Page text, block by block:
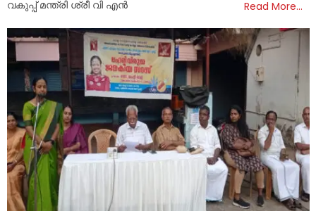
വകുപ്പ് മന്ത്രി ശ്രീ വി എൻ Read More…